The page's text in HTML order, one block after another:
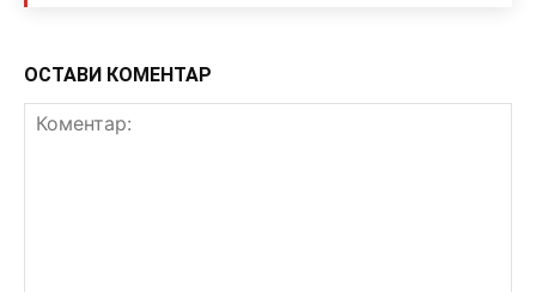
ОСТАВИ КОМЕНТАР